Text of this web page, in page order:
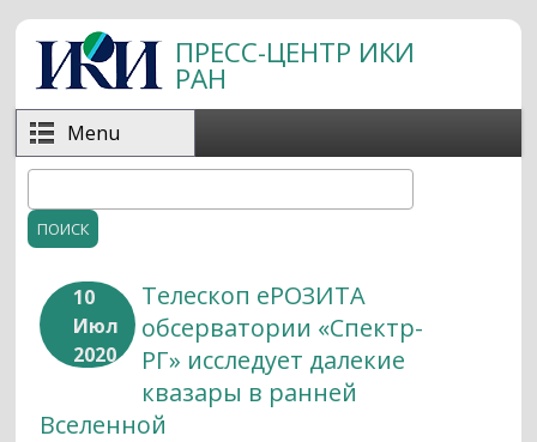
Перейти к основному содержанию
ПРЕСС-ЦЕНТР ИКИ
РАН
Menu
Форма поиска
10
Июл
2020
Телескоп еРОЗИТА
обсерватории «Спектр-
РГ» исследует далекие
квазары в ранней
Вселенной